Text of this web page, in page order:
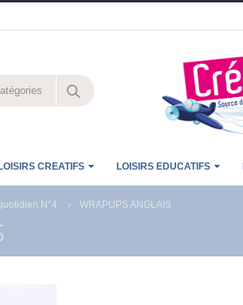
LOISIRS CREATIFS LOISIRS EDUCATIFS
N°4 WRAPUPS ANGLAIS